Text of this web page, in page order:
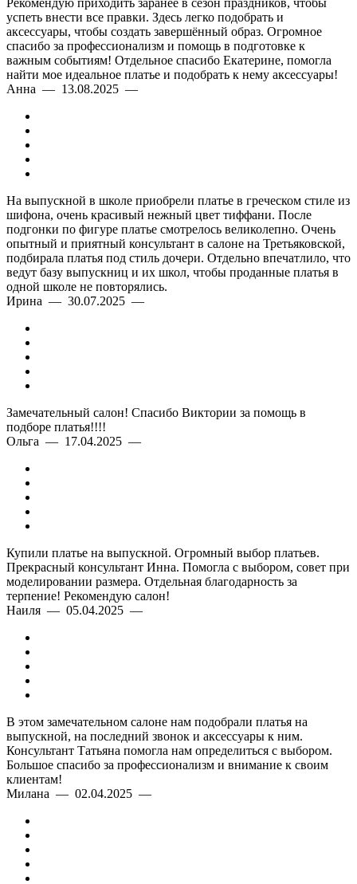
Рекомендую приходить заранее в сезон праздников, чтобы
успеть внести все правки. Здесь легко подобрать и
аксессуары, чтобы создать завершённый образ. Огромное
спасибо за профессионализм и помощь в подготовке к
важным событиям! Отдельное спасибо Екатерине, помогла
найти мое идеальное платье и подобрать к нему аксессуары!
Анна — 13.08.2025 —
На выпускной в школе приобрели платье в греческом стиле из
шифона, очень красивый нежный цвет тиффани. После
подгонки по фигуре платье смотрелось великолепно. Очень
опытный и приятный консультант в салоне на Третьяковской,
подбирала платья под стиль дочери. Отдельно впечатлило, что
ведут базу выпускниц и их школ, чтобы проданные платья в
одной школе не повторялись.
Ирина — 30.07.2025 —
Замечательный салон! Спасибо Виктории за помощь в
подборе платья!!!!
Ольга — 17.04.2025 —
Купили платье на выпускной. Огромный выбор платьев.
Прекрасный консультант Инна. Помогла с выбором, совет при
моделировании размера. Отдельная благодарность за
терпение! Рекомендую салон!
Наиля — 05.04.2025 —
В этом замечательном салоне нам подобрали платья на
выпускной, на последний звонок и аксессуары к ним.
Консультант Татьяна помогла нам определиться с выбором.
Большое спасибо за профессионализм и внимание к своим
клиентам!
Милана — 02.04.2025 —